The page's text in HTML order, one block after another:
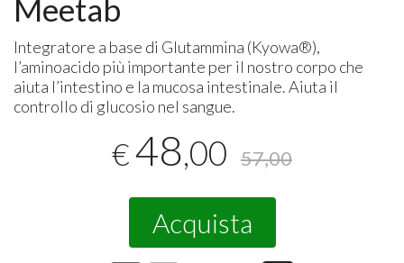
Meetab
Integratore a base di Glutammina (Kyowa®),
l’aminoacido più importante per il nostro corpo che
aiuta l’intestino e la mucosa intestinale. Aiuta il
controllo di glucosio nel sangue.
€48,00 57,00
Acquista